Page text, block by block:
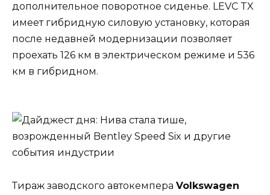
дополнительное поворотное сиденье. LEVC TX
имеет гибридную силовую установку, которая
после недавней модернизации позволяет
проехать 126 км в электрическом режиме и 536
км в гибридном.
Тираж заводского автокемпера Volkswagen